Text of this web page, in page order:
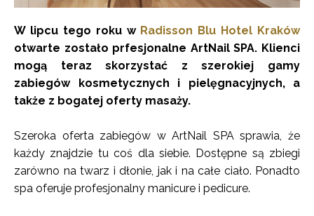
W lipcu tego roku w Radisson Blu Hotel Kraków
otwarte zostało prfesjonalne ArtNail SPA. Klienci
mogą teraz skorzystać z szerokiej gamy
zabiegów kosmetycznych i pielęgnacyjnych, a
także z bogatej oferty masaży.
Szeroka oferta zabiegów w ArtNail SPA sprawia, że
każdy znajdzie tu coś dla siebie. Dostępne są zbiegi
zarówno na twarz i dłonie, jak i na całe ciało. Ponadto
spa oferuje profesjonalny manicure i pedicure.